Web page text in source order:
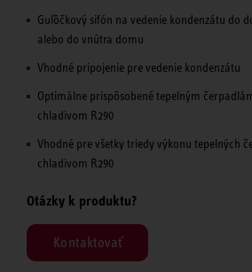
Guľôčkový sifón na vedenie kondenzátu do
alebo do vnútra domu
Vhodné pripojenie pre vedenie kondenzátu
Optimálne prispôsobené tepelným
chladivom R290
Vhodné pre všetky triedy výkonu tepelných
chladivom R290
Otázky k produktu?
Kontaktovať